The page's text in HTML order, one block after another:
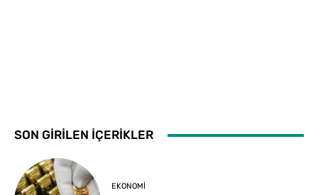
SON GİRİLEN İÇERİKLER
EKONOMI